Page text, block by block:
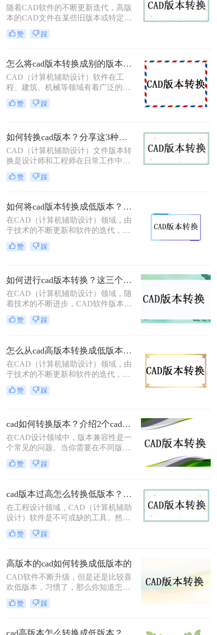
版本怎么转呢？下面，我们将详细介
绍几种CAD高版本转低版本的方法。
随着CAD软件的不断更新迭代，高版
本的CAD文件在某些旧版本或特定需
求的场景下可能无法直接打开或编
辑。因此，将高版本CAD转换成低版
本cad怎么转换成低版本呢？下面将详
细介绍几种将高版本CAD转换成低版
本的方法，供您参考。
赞 踩
怎么将cad版本转换成别的版本？分享3个简单转换方法！
CAD（计算机辅助设计）软件在工
程、建筑、机械等领域有着广泛的应
用。然而，由于不同版本的CAD软件
之间存在兼容性问题，因此，将CAD
细介绍怎么将cad版本转换成别的版
本。
赞 踩
如何转换cad版本？分享这3种简单的方法！
CAD（计算机辅助设计）文件版本转
换是设计师和工程师在日常工作中经
常遇到的需求。随着CAD软件的不断
更新和发展，有时我们需要将旧版本
版本的软件中打开和编辑。那么如何
转换CAD版本呢？本文将详细介绍三
种CAD版本转换的方法，帮助您轻松
完成版本转换。
赞 踩
如何将cad版本转换成低版本？教你三个小妙招轻松搞定！
在CAD（计算机辅助设计）领域，由
于技术的不断更新和软件的迭代，我
们有时需要将CAD文件从高版本转换
为低版本，以便在旧版本的CAD软件
种常用的方法，帮助您轻松完成CAD
版本的转换。
赞 踩
如何进行cad版本转换？这三个方法了解一下！
在CAD（计算机辅助设计）领域，随
着技术的不断进步，CAD软件版本不
断更新，这导致了不同版本之间的兼
容性问题。为了确保设计数据的准确
本，提高工作效率，CAD版本转换成
为了一个必要的步骤。本文将详细介
绍如何进行cad版本转换的方法，并提
供一些实用的技巧。
赞 踩
怎么从cad高版本转换成低版本？教你四个小妙招轻松搞定！
在CAD（计算机辅助设计）领域，由
于技术的不断更新和软件的迭代，我
们常常会遇到CAD文件版本不兼容的
问题。特别是在项目合作、文件传输
本，导致无法直接打开高版本的CAD
文件。此时，将CAD高版本转换成低
版本就显得尤为重要。那么怎么从
介绍几种将CAD高版本转换成低版本
赞 踩
cad如何转换版本？介绍2个cad版本转换方法！
在CAD设计领域中，版本兼容性是一
个常见的问题。当你需要在不同版本
的CAD软件之间进行文件转换时，可
能会遇到一些困扰。那么cad如何转换
的方法，帮助你解决CAD版本转换的
问题。
赞 踩
cad版本过高怎么转换低版本？教你二个小妙招轻松搞定！
在工程设计领域，CAD（计算机辅助
设计）软件是不可或缺的工具。然
而，随着技术的不断进步，CAD软件
也在不断更新换代。有时，我们可能
打开或编辑文件的情况，这时就需要
将高版本的CAD文件转换为低版本。
那么CAD版本过高怎么转换低版本
呢？本文将介绍几种常见的CAD版本
转换方法，帮助您轻松应对这一问
题。
赞 踩
高版本的cad如何转换成低版本的
CAD软件不断升级，但是还是比较喜
欢低版本，习惯了，那么你知道怎么
高版本的cad如何转换成低版本的吗？
今天我们来谈谈如何cad版本转换器，
你的朋友，希望能帮助到大家哦。
赞 踩